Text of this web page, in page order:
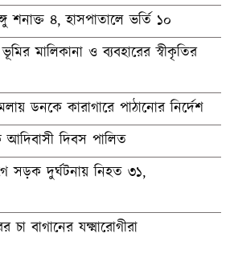
শনাক্ত ৪, হাসপাতালে ভর্তি ১০
মালিকানা ও ব্যবহারের স্বীকৃতির
ডনকে কারাগারে পাঠানোর নির্দেশ
আদিবাসী দিবস পালিত
সড়ক দুর্ঘটনায় নিহত ৩১,
বাগানের যক্ষ্মারোগীরা